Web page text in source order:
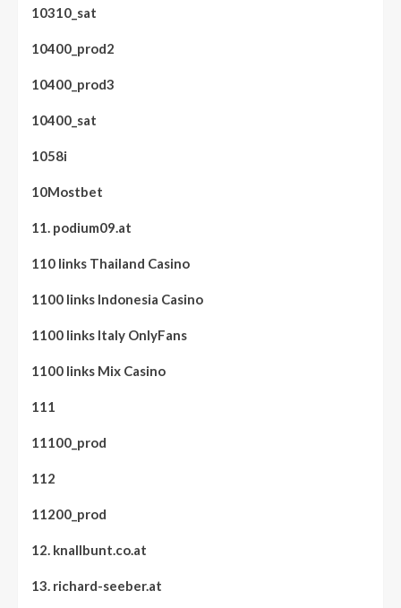
10310_sat
10400_prod2
10400_prod3
10400_sat
1058i
10Mostbet
11. podium09.at
110 links Thailand Casino
1100 links Indonesia Casino
1100 links Italy OnlyFans
1100 links Mix Casino
111
11100_prod
112
11200_prod
12. knallbunt.co.at
13. richard-seeber.at